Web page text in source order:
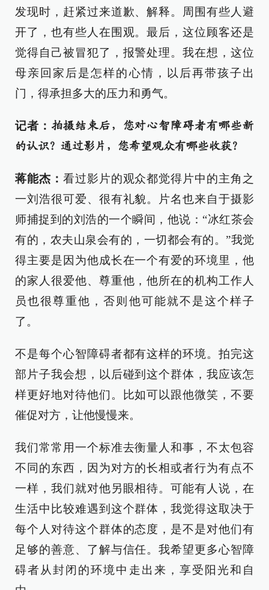
发现时，赶紧过来道歉、解释。周围有些人避
开了，也有些人在围观。最后，这位顾客还是
觉得自己被冒犯了，报警处理。我在想，这位
母亲回家后是怎样的心情，以后再带孩子出
门，得承担多大的压力和勇气。
记者： 拍摄结束后，您对心智障碍者有哪些新
的认识？通过影片，您希望观众有哪些收获？
蒋能杰： 看过影片的观众都觉得片中的主角之
一刘浩很可爱、很有礼貌。片名也来自于摄影
师捕捉到的刘浩的一个瞬间，他说：“冰红茶会
有的，农夫山泉会有的，一切都会有的。”我觉
得主要是因为他成长在一个有爱的环境里，他
的家人很爱他、尊重他，他所在的机构工作人
员也很尊重他，否则他可能就不是这个样子
了。
不是每个心智障碍者都有这样的环境。拍完这
部片子我会想，以后碰到这个群体，我应该怎
样更好地对待他们。比如可以跟他微笑，不要
催促对方，让他慢慢来。
我们常常用一个标准去衡量人和事，不太包容
不同的东西，因为对方的长相或者行为有点不
一样，我们就对他另眼相待。可能有人说，在
生活中比较难遇到这个群体，我觉得这取决于
每个人对待这个群体的态度，是不是对他们有
足够的善意、了解与信任。我希望更多心智障
碍者从封闭的环境中走出来，享受阳光和自